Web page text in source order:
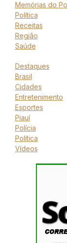
Memórias do
Política
Receitas
Região
Saúde
Destaques
Brasil
Cidades
Entretenimento
Esportes
Piauí
Polícia
Política
Vídeos